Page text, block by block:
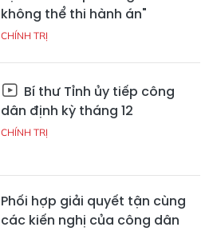
không thể thi hành án"
CHÍNH TRỊ
Bí thư Tỉnh ủy tiếp công
dân định kỳ tháng 12
CHÍNH TRỊ
Phối hợp giải quyết tận cùng
các kiến nghị của công dân